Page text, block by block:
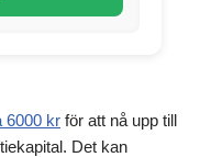
6000 kr för att nå upp till
Det kan